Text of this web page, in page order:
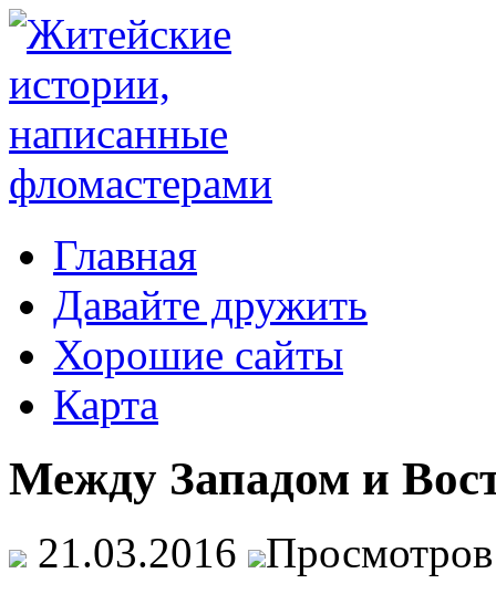
Главная
Давайте дружить
Хорошие сайты
Карта
Между Западом и
21.03.2016